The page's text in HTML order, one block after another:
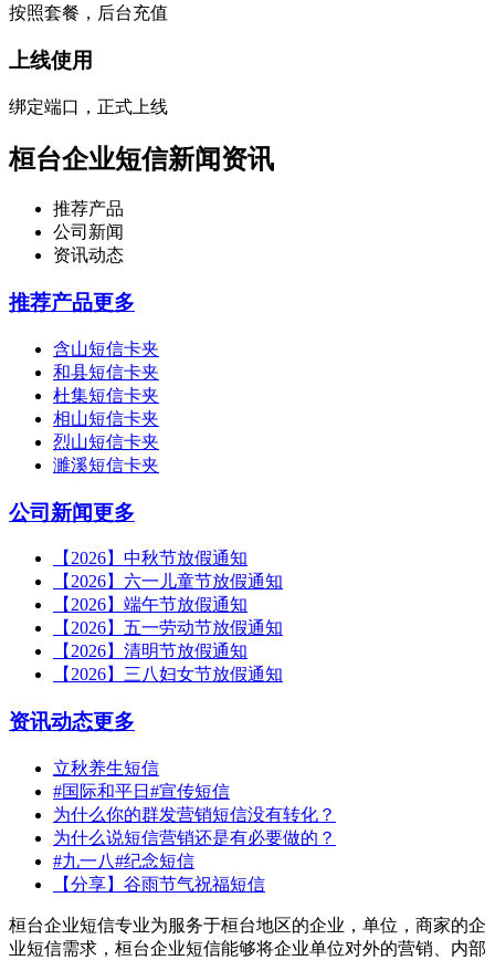
按照套餐，后台充值
上线使用
绑定端口，正式上线
桓台企业短信新闻资讯
推荐产品
公司新闻
资讯动态
推荐产品更多
含山短信卡夹
和县短信卡夹
杜集短信卡夹
相山短信卡夹
烈山短信卡夹
濉溪短信卡夹
公司新闻更多
【2026】中秋节放假通知
【2026】六一儿童节放假通知
【2026】端午节放假通知
【2026】五一劳动节放假通知
【2026】清明节放假通知
【2026】三八妇女节放假通知
资讯动态更多
立秋养生短信
#国际和平日#宣传短信
为什么你的群发营销短信没有转化？
为什么说短信营销还是有必要做的？
#九一八#纪念短信
【分享】谷雨节气祝福短信
桓台企业短信专业为服务于桓台地区的企业，单位，商家的企
业短信需求，桓台企业短信能够将企业单位对外的营销、内部